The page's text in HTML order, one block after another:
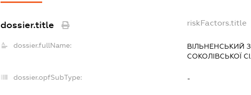
dossier.title riskFactors.title
dossier.fullName:
ВІЛЬНЕНСЬКИЙ
СОКОЛІВСЬКОЇ
dossier.opfSubType: -